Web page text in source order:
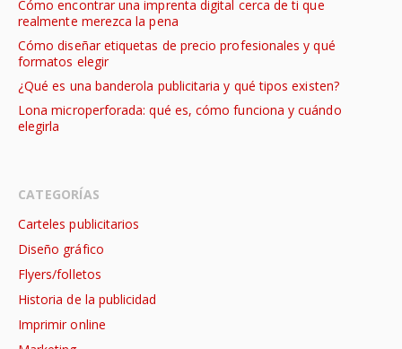
Cómo encontrar una imprenta digital cerca de ti que
realmente merezca la pena
Cómo diseñar etiquetas de precio profesionales y qué
formatos elegir
¿Qué es una banderola publicitaria y qué tipos existen?
Lona microperforada: qué es, cómo funciona y cuándo
elegirla
CATEGORÍAS
Carteles publicitarios
Diseño gráfico
Flyers/folletos
Historia de la publicidad
Imprimir online